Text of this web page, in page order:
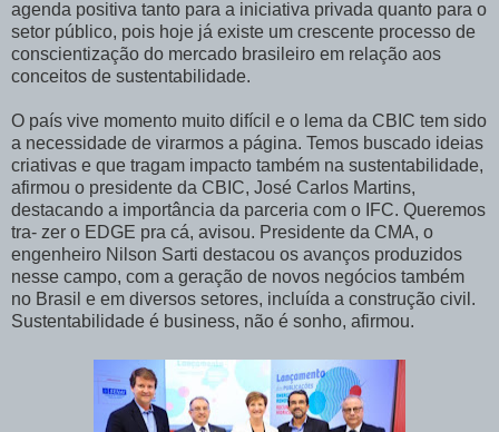
agenda positiva tanto para a iniciativa privada quanto para o
setor público, pois hoje já existe um crescente processo de
conscientização do mercado brasileiro em relação aos
conceitos de sustentabilidade.
O país vive momento muito difícil e o lema da CBIC tem sido
a necessidade de virarmos a página. Temos buscado ideias
criativas e que tragam impacto também na sustentabilidade,
afirmou o presidente da CBIC, José Carlos Martins,
destacando a importância da parceria com o IFC. Queremos
tra- zer o EDGE pra cá, avisou. Presidente da CMA, o
engenheiro Nilson Sarti destacou os avanços produzidos
nesse campo, com a geração de novos negócios também
no Brasil e em diversos setores, incluída a construção civil.
Sustentabilidade é business, não é sonho, afirmou.